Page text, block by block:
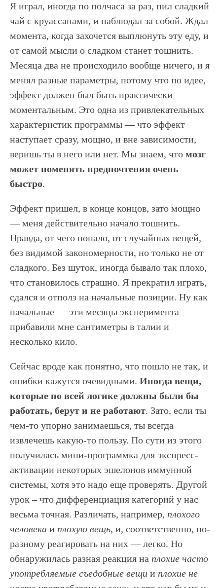
Я играл, иногда по полчаса за раз, пил сладкий
чай с круассанами, и наблюдал за собой. Ждал
момента, когда захочется выплюнуть эту еду, и
от самой мысли о сладком станет тошнить.
Месяца два не происходило вообще ничего, и я
менял разные параметры, потому что по идее,
эффект должен был быть практически
моментальным. Это одна из привлекательных
характеристик программы — что эффект
наступает сразу, мощно, и вне зависимости,
веришь ты в него или нет. Мы знаем, что мозг
может поменять предпочтения очень
быстро.
Эффект пришел, в конце концов, зато мощно
— меня действительно начало тошнить.
Правда, от чего попало, от случайных вещей,
без видимой закономерности, но только не от
сладкого. Без шуток, иногда бывало так плохо,
что становилось страшно. Я прекратил играть,
сдался и отполз на начальные позиции. Ну как
начальные — эти месяцы эксперимента
прибавили мне сантиметры в талии и
несколько кило.
Сейчас вроде как понятно, что пошло не так, и
ошибки кажутся очевидными. Иногда вещи,
которые по всей логике должны были бы
работать, берут и не работают. Зато, если ты
чем-то упорно занимаешься, ты всегда
извлечешь какую-то пользу. По сути из этого
получилась мини-программка для экспресс-
активации некоторых эшелонов иммунной
системы, хотя это надо еще проверять. Другой
урок – что дифференциация категорий у нас
весьма точная. Различать, например, плохого
человека и плохую вещь, и, соответственно, по-
разному реагировать на них — легко. Но
обнаружилась разная реакция на плохие часто
употребляемые съедобные вещи и плохие не